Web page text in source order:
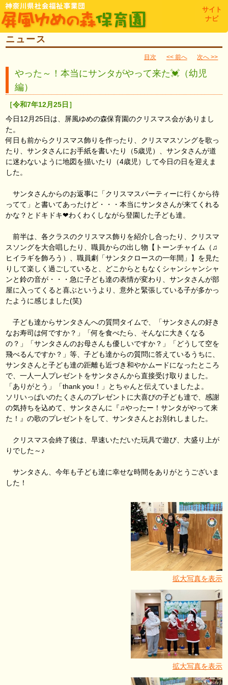
サイト
ナビ
ニュース
目次 << 前へ 次へ >>
やった～！本当にサンタがやって来た💓（幼児
編）
［令和7年12月25日］
今日12月25日は、屏風ゆめの森保育園のクリスマス会がありまし
た。
何日も前からクリスマス飾りを作ったり、クリスマスソングを歌っ
たり、サンタさんにお手紙を書いたり（5歳児）、サンタさんが道
に迷わないように地図を描いたり（4歳児）して今日の日を迎えま
した。
サンタさんからのお返事に「クリスマスパーティーに行くから待
ってて」と書いてあったけど・・・本当にサンタさんが来てくれる
かな？とドキドキ❤わくわくしながら登園した子ども達。
前半は、各クラスのクリスマス飾りを紹介し合ったり、クリスマ
スソングを大合唱したり、職員からの出し物【トーンチャイム（♫
ヒイラギを飾ろう）、職員劇「サンタクロースの一年間」】を見た
りして楽しく過ごしていると、どこからともなくシャンシャンシャ
ンと鈴の音が・・・急に子ども達の表情が変わり、サンタさんが部
屋に入ってくると喜ぶというより、意外と緊張している子が多かっ
たように感じました(笑)
子ども達からサンタさんへの質問タイムで、「サンタさんの好き
なお寿司は何ですか？」「何を食べたら、そんなに大きくなる
の？」「サンタさんのお母さんも優しいですか？」「どうして空を
飛べるんですか？」等、子ども達からの質問に答えているうちに、
サンタさんと子ども達の距離も近づき和やかムードになったところ
で、一人一人プレゼントをサンタさんから直接受け取りました。
「ありがとう」「thank you！」とちゃんと伝えていましたよ。
ソリいっぱいのたくさんのプレゼントに大喜びの子ども達で、感謝
の気持ちを込めて、サンタさんに『♫やったー！サンタがやって来
た！』の歌のプレゼントをして、サンタさんとお別れしました。
クリスマス会終了後は、早速いただいた玩具で遊び、大盛り上が
りでした～♪
サンタさん、今年も子ども達に幸せな時間をありがとうございま
した！
拡大写真を表示
拡大写真を表示